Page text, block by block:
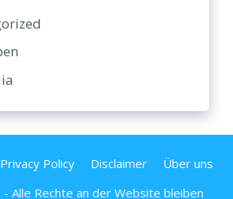
Privacy Policy Disclaimer
Über uns
Alle Rechte an der Website bleiben